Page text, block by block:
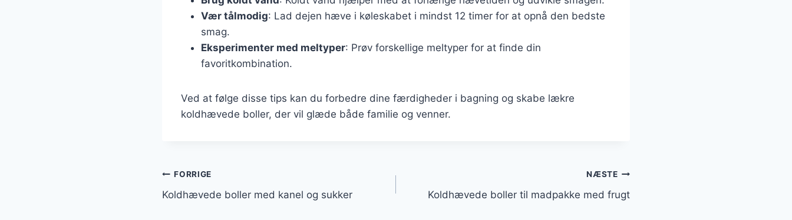
Vær tålmodig: Lad dejen hæve i køleskabet i mindst 12 timer for at opnå den bedste
smag.
Eksperimenter med meltyper: Prøv forskellige meltyper for at finde din
favoritkombination.
Ved at følge disse tips kan du forbedre dine færdigheder i bagning og skabe lækre
koldhævede boller, der vil glæde både familie og venner.
Indlægsnavigation
FORRIGE
Koldhævede boller med kanel og sukker
NÆSTE
Koldhævede boller til madpakke med frugt